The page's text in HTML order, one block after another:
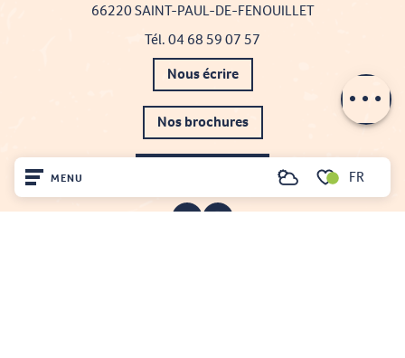
MENU
Voir les favoris
RechercheFR
66220 SAINT-PAUL-DE-FENOUILLET
Tél. 04 68 59 07 57
Nous écrire
Nos brochures